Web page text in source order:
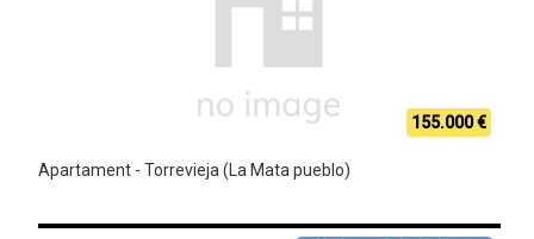
155.000 €
Apartament - Torrevieja (La Mata pueblo)